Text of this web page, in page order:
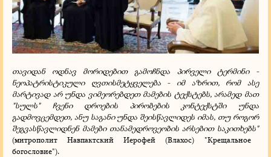
თავიდან ოდნავ მორიდებით გამოჩნდა პირველი ტერმინი -
ნეოპატრისტიკული ღვთისმეტყველება - იმ აზრით, რომ ასე
მარტივად არ უნდა ვიმეორებდეთ მამების ტექსტებს, არამედ მათ
"სულს" ჩვენი დროების პირობების კონტექსტში უნდა
გადმოვცემდეთ, ანუ საგანი უნდა შეისწავლიდეს იმას, თუ როგორ
შეგვასწავლიდნენ მამები თანამედროვეობის არსებით საკითხებს"
(митрополит Навпактский Иерофей (Влахос) "Крещальное
богословие").